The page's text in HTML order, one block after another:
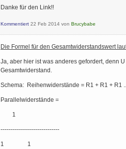
Danke für den Link!!
Kommentiert 22 Feb 2014 von Brucybabe
Die Formel für den Gesamtwiderstandswert
Ja, aber hier ist was anderes gefordert, denn
Gesamtwiderstand.
Schema: Reihenwiderstände = R1 + R1 + R1
Parallelwiderstände =
1
------------------------------
1 1